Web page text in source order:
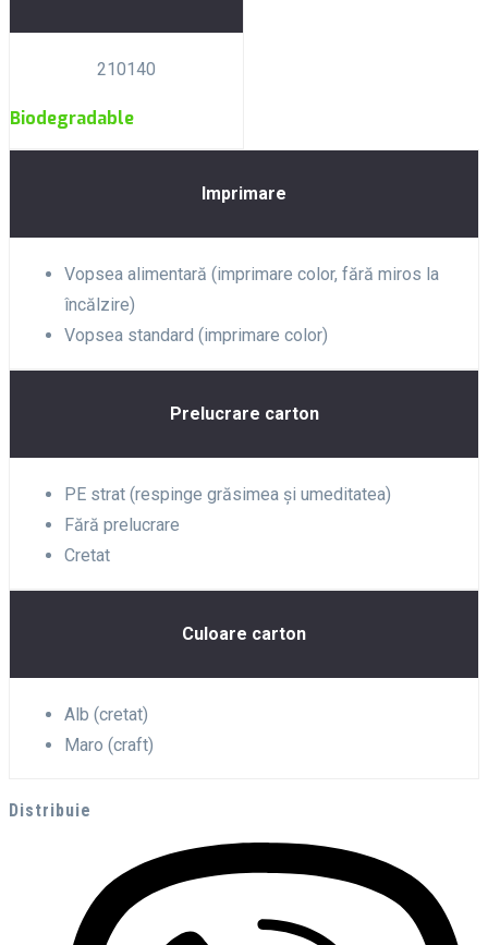
210140
Biodegradable
Imprimare
Vopsea alimentară (imprimare color, fără miros la
încălzire)
Vopsea standard (imprimare color)
Prelucrare carton
PE strat (respinge grăsimea și umeditatea)
Fără prelucrare
Cretat
Culoare carton
Alb (cretat)
Maro (craft)
Distribuie